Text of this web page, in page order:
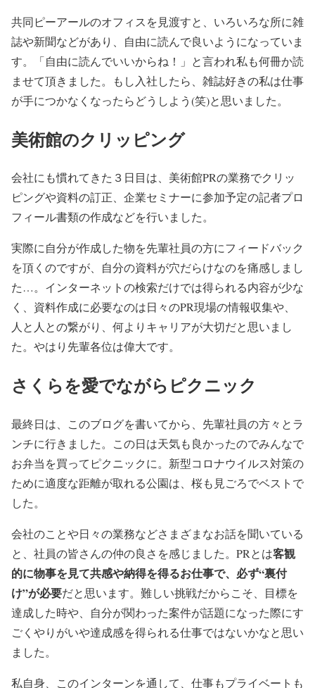
共同ピーアールのオフィスを見渡すと、いろいろな所に雑
誌や新聞などがあり、自由に読んで良いようになっていま
す。「自由に読んでいいからね！」と言われ私も何冊か読
ませて頂きました。もし入社したら、雑誌好きの私は仕事
が手につかなくなったらどうしよう(笑)と思いました。
美術館のクリッピング
会社にも慣れてきた３日目は、美術館PRの業務でクリッ
ピングや資料の訂正、企業セミナーに参加予定の記者プロ
フィール書類の作成などを行いました。
実際に自分が作成した物を先輩社員の方にフィードバック
を頂くのですが、自分の資料が穴だらけなのを痛感しまし
た…。インターネットの検索だけでは得られる内容が少な
く、資料作成に必要なのは日々のPR現場の情報収集や、
人と人との繋がり、何よりキャリアが大切だと思いまし
た。やはり先輩各位は偉大です。
さくらを愛でながらピクニック
最終日は、このブログを書いてから、先輩社員の方々とラ
ンチに行きました。この日は天気も良かったのでみんなで
お弁当を買ってピクニックに。新型コロナウイルス対策の
ために適度な距離が取れる公園は、桜も見ごろでベストで
した。
会社のことや日々の業務などさまざまなお話を聞いている
と、社員の皆さんの仲の良さを感じました。PRとは客観
的に物事を見て共感や納得を得るお仕事で、必ず“裏付
け”が必要だと思います。難しい挑戦だからこそ、目標を
達成した時や、自分が関わった案件が話題になった際にす
ごくやりがいや達成感を得られる仕事ではないかなと思い
ました。
私自身、このインターンを通して、仕事もプライベートも